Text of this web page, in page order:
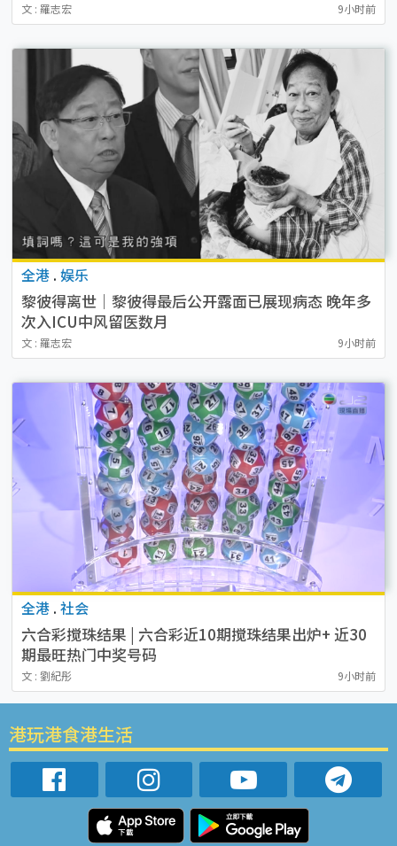
文 : 羅志宏 9小时前
全港 . 娱乐
黎彼得离世｜黎彼得最后公开露面已展现病态 晚年多
次入ICU中风留医数月
文 : 羅志宏 9小时前
全港 . 社会
六合彩搅珠结果 | 六合彩近10期搅珠结果出炉+ 近30
期最旺热门中奖号码
文 : 劉紀彤 9小时前
港玩港食港生活